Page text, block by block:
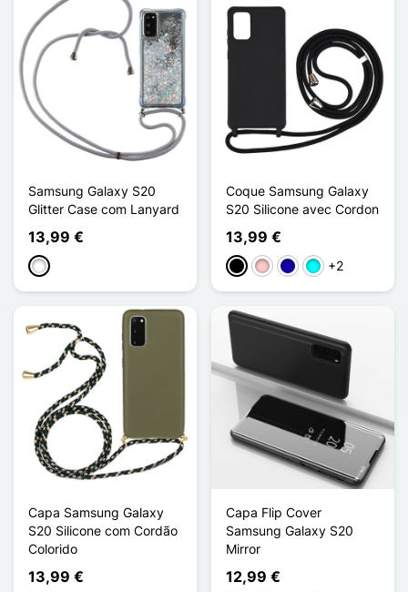
Samsung Galaxy S20
Glitter Case com Lanyard
13,99 €
Branco
Coque Samsung Galaxy
S20 Silicone avec Cordon
13,99 €
PretoRosaAzul Escuro
Ciano
+2
Capa Samsung Galaxy
S20 Silicone com Cordão
Colorido
13,99 €
Capa Flip Cover
Samsung Galaxy S20
Mirror
12,99 €